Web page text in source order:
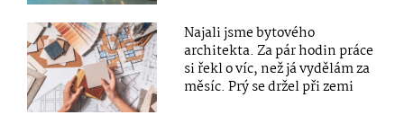
Najali jsme bytového
architekta. Za pár hodin práce
si řekl o víc, než já vydělám za
měsíc. Prý se držel při zemi